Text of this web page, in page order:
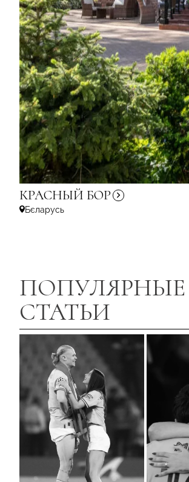
КРАСНЫЙ БОР
Бєларусь
ПОПУЛЯРНЫЕ
СТАТЬИ